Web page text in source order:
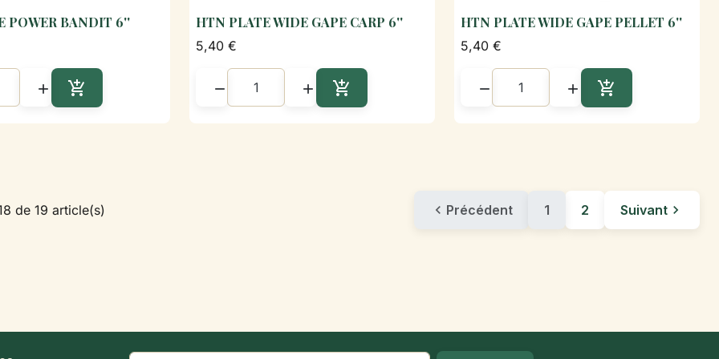
POWER BANDIT 6''
 
Ajouter au panier
HTN PLATE WIDE GAPE CARP 6''
5,40 €
  
Ajouter au panier
HTN PLATE WIDE GAPE PELLET 6''
5,40 €
  
Ajouter au panier
de 19 article(s)  Précédent 1 2 Suivant 